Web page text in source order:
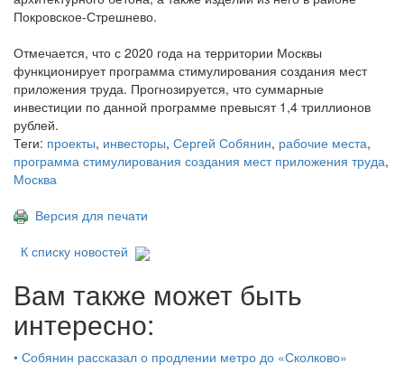
Покровское-Стрешнево.
Отмечается, что с 2020 года на территории Москвы
функционирует программа стимулирования создания мест
приложения труда. Прогнозируется, что суммарные
инвестиции по данной программе превысят 1,4 триллионов
рублей.
Теги: проекты, инвесторы, Сергей Собянин, рабочие места,
программа стимулирования создания мест приложения труда,
Москва
Версия для печати
К списку новостей
Вам также может быть
интересно:
• Собянин рассказал о продлении метро до «Сколково»